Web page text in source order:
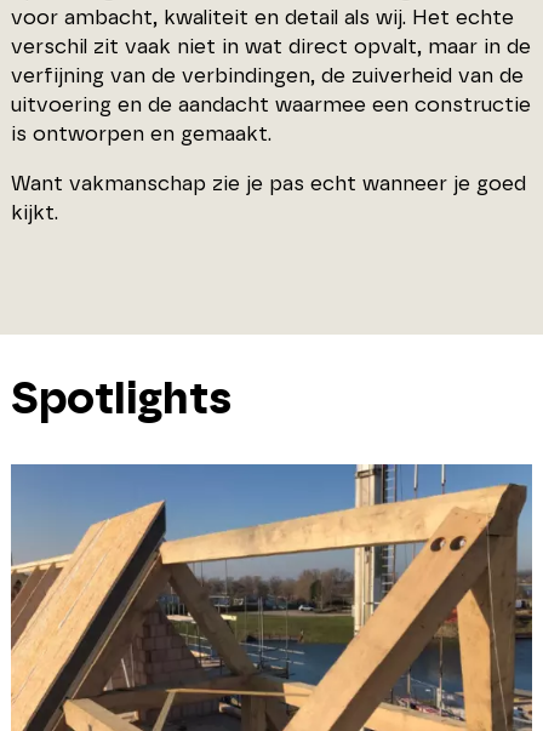
voor ambacht, kwaliteit en detail als wij. Het echte
verschil zit vaak niet in wat direct opvalt, maar in de
verfijning van de verbindingen, de zuiverheid van de
uitvoering en de aandacht waarmee een constructie
is ontworpen en gemaakt.
Want vakmanschap zie je pas echt wanneer je goed
kijkt.
Spotlights